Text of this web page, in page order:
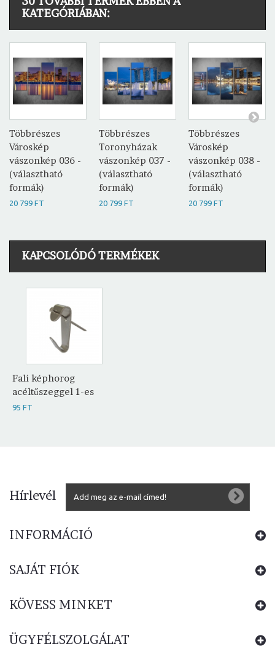
KATEGÓRIÁBAN:
Többrészes
Városkép
vászonkép 036 -
(választható
formák)
20 799 FT
Többrészes
Toronyházak
vászonkép 037 -
(választható
formák)
20 799 FT
Többrészes
Városkép
vászonkép 038 -
(választható
formák)
20 799 FT
KAPCSOLÓDÓ TERMÉKEK
Fali képhorog
acéltűszeggel 1-es
95 FT
Hírlevél
INFORMÁCIÓ
SAJÁT FIÓK
KÖVESS MINKET
ÜGYFÉLSZOLGÁLAT